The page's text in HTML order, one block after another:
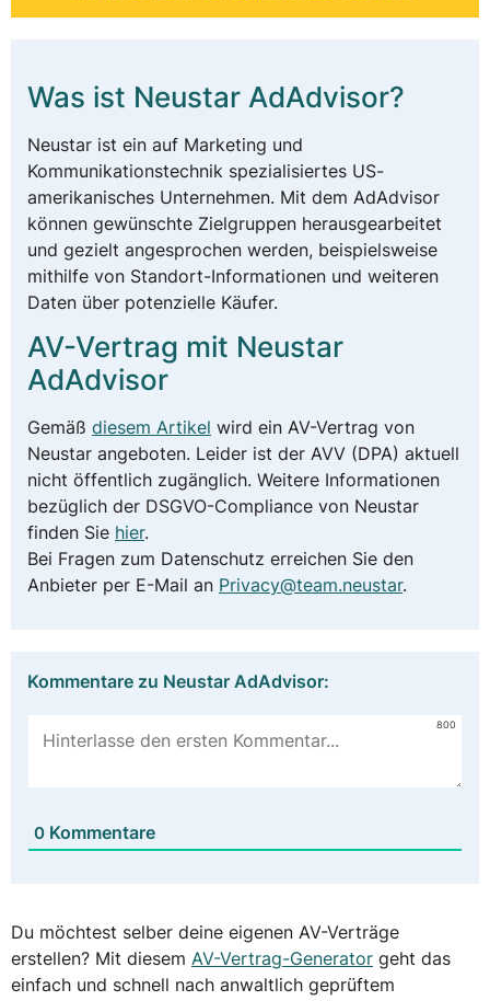
Was ist Neustar AdAdvisor?
Neustar ist ein auf Marketing und
Kommunikationstechnik spezialisiertes US-
amerikanisches Unternehmen. Mit dem AdAdvisor
können gewünschte Zielgruppen herausgearbeitet
und gezielt angesprochen werden, beispielsweise
mithilfe von Standort-Informationen und weiteren
Daten über potenzielle Käufer.
AV-Vertrag mit Neustar
AdAdvisor
Gemäß diesem Artikel wird ein AV-Vertrag von
Neustar angeboten. Leider ist der AVV (DPA) aktuell
nicht öffentlich zugänglich. Weitere Informationen
bezüglich der DSGVO-Compliance von Neustar
finden Sie hier.
Bei Fragen zum Datenschutz erreichen Sie den
Anbieter per E-Mail an Privacy@team.neustar.
Kommentare zu Neustar AdAdvisor:
800
0 Kommentare
Du möchtest selber deine eigenen AV-Verträge
erstellen? Mit diesem AV-Vertrag-Generator geht das
einfach und schnell nach anwaltlich geprüftem